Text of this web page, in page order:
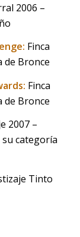
2006 –
Finca
de Bronce
Finca
de Bronce
2007 –
categoría
Tinto